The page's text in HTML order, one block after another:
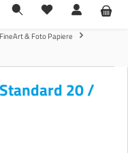
FineArt & Foto Papiere
20 /